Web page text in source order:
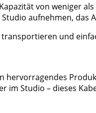
von weniger
aufnehmen,
und
hervorragendes
im Studio – dieses